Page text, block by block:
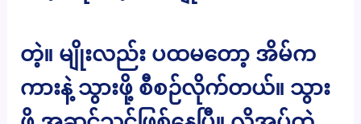
တဲ့။ မျိုးလည်း ပထမတော့ အိမ်က
ကားနဲ့ သွားဖို့ စီစဉ်လိုက်တယ်။ သွား